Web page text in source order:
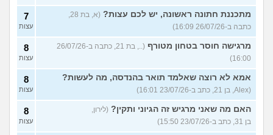
מתכננת חתונה ראשונה, יש לכם עצות?
(א, בת 28,
כתבה ב-26/07/26 16:09)
7
עצות
מרגישה חוסר בטחון מטורף
(.., בת 21, כתבה ב-26/07/26
16:00)
8
עצות
אמא לא רוצה שאלמד תואר בהנדסה, מה לעשות?
(Alex, בן 21, כתב ב-23/07/26 16:01)
8
עצות
האם מה שאני מרגיש זה הגיוני ותקין? (לירון,
בן 31, כתב ב-23/07/26 15:50)
8
עצות